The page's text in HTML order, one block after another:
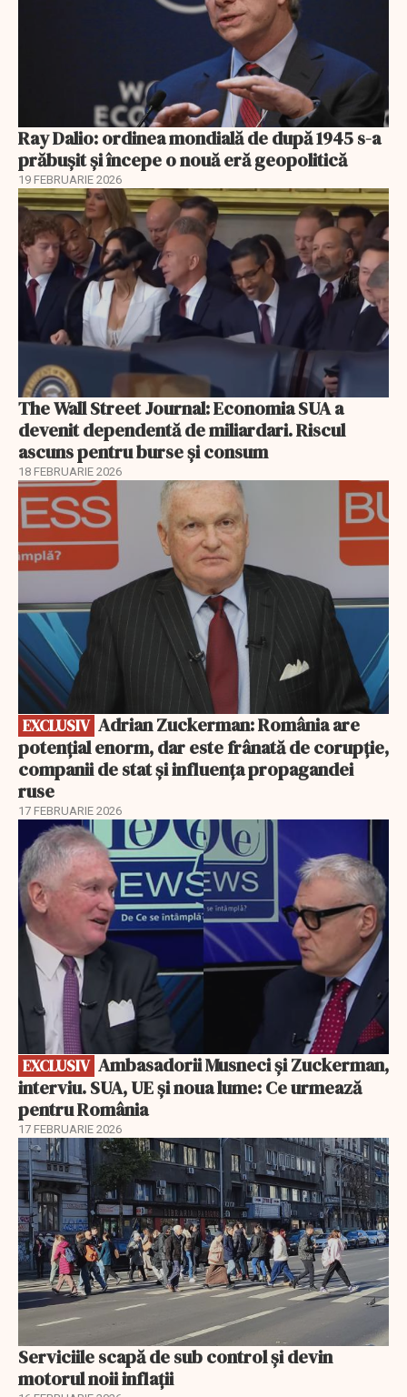
Ray Dalio: ordinea mondială de după 1945 s-a
prăbușit și începe o nouă eră geopolitică
19 FEBRUARIE 2026
The Wall Street Journal: Economia SUA a
devenit dependentă de miliardari. Riscul
ascuns pentru burse și consum
18 FEBRUARIE 2026
EXCLUSIV
EXCLUSIV
potențial enorm, dar este frânată de corupție,
companii de stat și influența propagandei
ruse
17 FEBRUARIE 2026
EXCLUSIV
EXCLUSIV
interviu. SUA, UE și noua lume: Ce urmează
pentru România
17 FEBRUARIE 2026
Serviciile scapă de sub control și devin
motorul noii inflații